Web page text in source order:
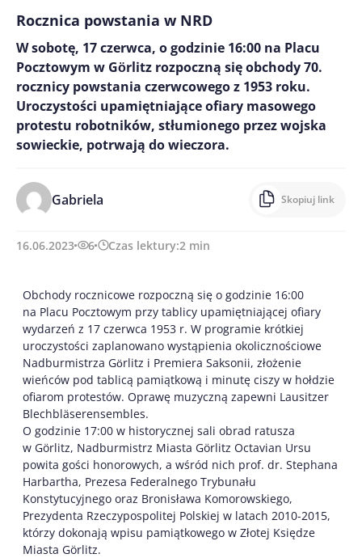
Rocznica powstania w NRD
W sobotę, 17 czerwca, o godzinie 16:00 na Placu
Pocztowym w Gӧrlitz rozpoczną się obchody 70.
rocznicy powstania czerwcowego z 1953 roku.
Uroczystości upamiętniające ofiary masowego
protestu robotników, stłumionego przez wojska
sowieckie, potrwają do wieczora.
Gabriela Skopiuj link
16.06.2023 6 Czas lektury:2 min
Obchody rocznicowe rozpoczną się o godzinie 16:00
na Placu Pocztowym przy tablicy upamiętniającej ofiary
wydarzeń z 17 czerwca 1953 r. W programie krótkiej
uroczystości zaplanowano wystąpienia okolicznościowe
Nadburmistrza Gӧrlitz i Premiera Saksonii, złożenie
wieńców pod tablicą pamiątkową i minutę ciszy w hołdzie
ofiarom protestów. Oprawę muzyczną zapewni Lausitzer
Blechbläserensembles.
O godzinie 17:00 w historycznej sali obrad ratusza
w Görlitz, Nadburmistrz Miasta Görlitz Octavian Ursu
powita gości honorowych, a wśród nich prof. dr. Stephana
Harbartha, Prezesa Federalnego Trybunału
Konstytucyjnego oraz Bronisława Komorowskiego,
Prezydenta Rzeczypospolitej Polskiej w latach 2010-2015,
którzy dokonają wpisu pamiątkowego w Złotej Księdze
Miasta Görlitz.